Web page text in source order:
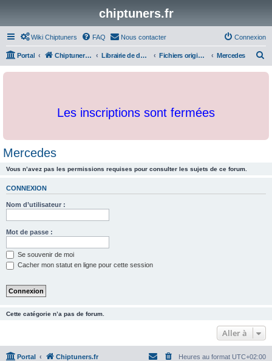
chiptuners.fr
Wiki Chiptuners FAQ Nous contacter Connexion
Portal Chiptuners.fr Librairie de documents et originaux Fichiers originaux Mercedes
c
Les inscriptions sont fermées
Mercedes
Vous n’avez pas les permissions requises pour consulter les sujets de ce forum.
CONNEXION
Nom d’utilisateur :
Mot de passe :
Se souvenir de moi
Cacher mon statut en ligne pour cette session
Cette catégorie n’a pas de forum.
Aller à
Portal Chiptuners.fr Heures au format UTC+02:00